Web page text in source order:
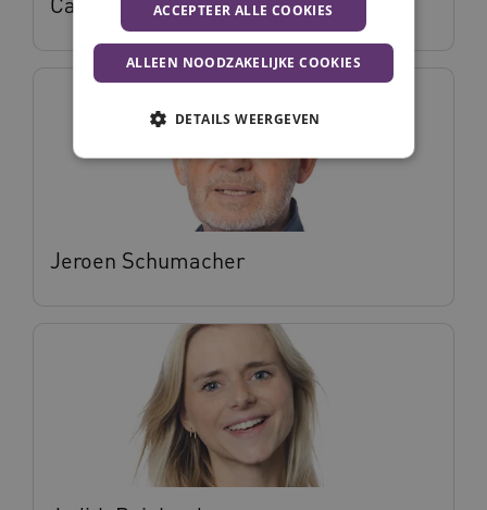
Jeroen Schumacher
ACCEPTEER ALLE COOKIES
ALLEEN NOODZAKELIJKE COOKIES
DETAILS WEERGEVEN
Noodzakelijke cookies
Analytische cookies
Marketing cookies
Deze functionele en technische cookies zorgen
op uw privacy.
Provider
__Secure-ROLLOUT_TOKEN
.youtube.com
UMB_SESSION
www.vilans.nl